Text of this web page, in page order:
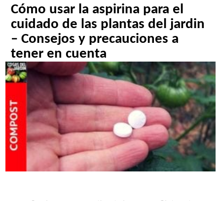
Cómo usar la aspirina para el
cuidado de las plantas del jardin
– Consejos y precauciones a
tener en cuenta